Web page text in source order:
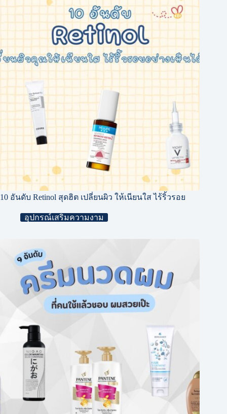
10 อันดับ Retinol สุดฮิต เปลี่ยนผิว ให้เนียนใส ไร้ริ้วรอย
อุปกรณ์เสริมความงาม